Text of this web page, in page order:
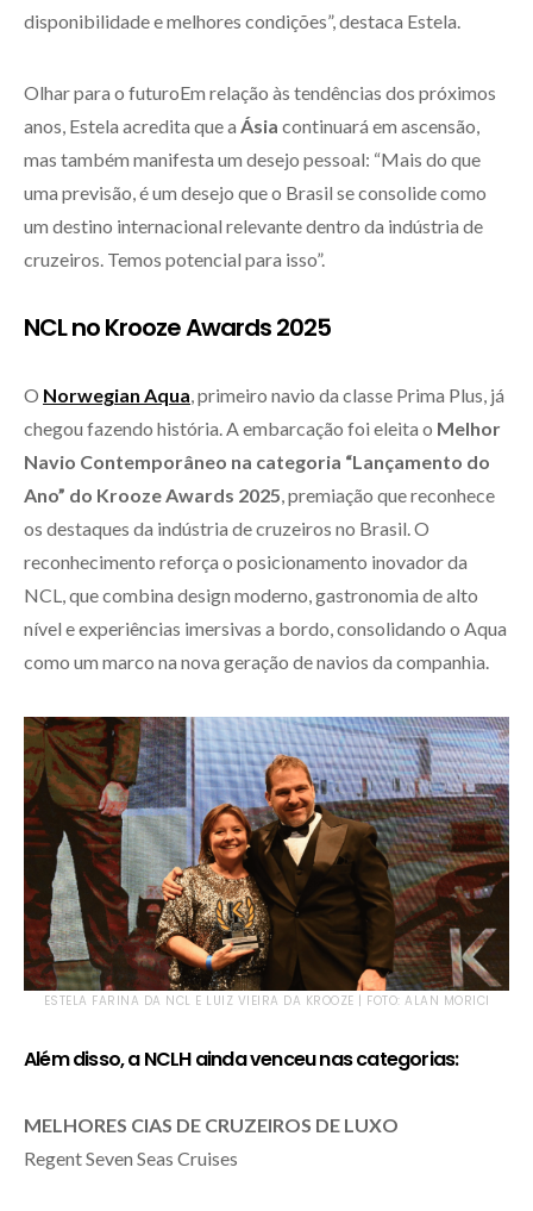
disponibilidade e melhores condições”, destaca Estela.
Olhar para o futuroEm relação às tendências dos próximos
anos, Estela acredita que a Ásia continuará em ascensão,
mas também manifesta um desejo pessoal: “Mais do que
uma previsão, é um desejo que o Brasil se consolide como
um destino internacional relevante dentro da indústria de
cruzeiros. Temos potencial para isso”.
NCL no Krooze Awards 2025
O Norwegian Aqua, primeiro navio da classe Prima Plus, já
chegou fazendo história. A embarcação foi eleita o Melhor
Navio Contemporâneo na categoria “Lançamento do
Ano” do Krooze Awards 2025, premiação que reconhece
os destaques da indústria de cruzeiros no Brasil. O
reconhecimento reforça o posicionamento inovador da
NCL, que combina design moderno, gastronomia de alto
nível e experiências imersivas a bordo, consolidando o Aqua
como um marco na nova geração de navios da companhia.
ESTELA FARINA DA NCL E LUIZ VIEIRA DA KROOZE | FOTO: ALAN MORICI
Além disso, a NCLH ainda venceu nas categorias:
MELHORES CIAS DE CRUZEIROS DE LUXO
Regent Seven Seas Cruises